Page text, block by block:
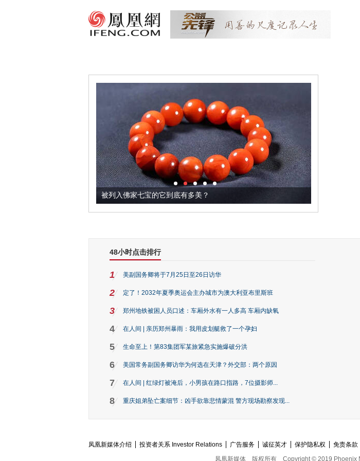
被列入佛家七宝的它到底有多美？ 这个3.2米的
48小时点击排行
1 美副国务卿将于7月25日至26日访华
2 定了！2032年夏季奥运会主办城市为澳大利亚布里斯班
3 郑州地铁被困人员口述：车厢外水有一人多高 车厢内缺氧
4 在人间 | 亲历郑州暴雨：我用皮划艇救了一个孕妇
5 生命至上！第83集团军某旅紧急实施爆破分洪
6 美国常务副国务卿访华为何选在天津？外交部：两个原因
7 在人间 | 红绿灯被淹后，小男孩在路口指路，7位摄影师...
8 重庆姐弟坠亡案细节：凶手欲靠悲情蒙混 警方现场勘察发现...
凤凰新媒体介绍 投资者关系 Investor Relations 广告服务 诚征英才 保护隐私权 免责条款
凤凰新媒体
版权所有 Copyright © 2019 Phoenix